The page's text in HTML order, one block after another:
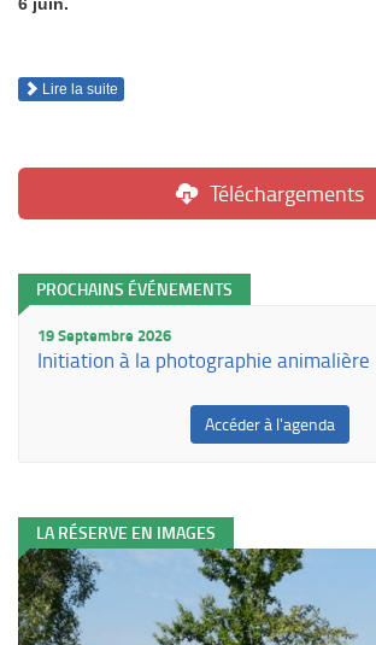
Lire la suite
Téléchargements
PROCHAINS ÉVÉNEMENTS
19 Septembre 2026
Initiation à la photographie animalière
Accéder à l'agenda
LA RÉSERVE EN IMAGES